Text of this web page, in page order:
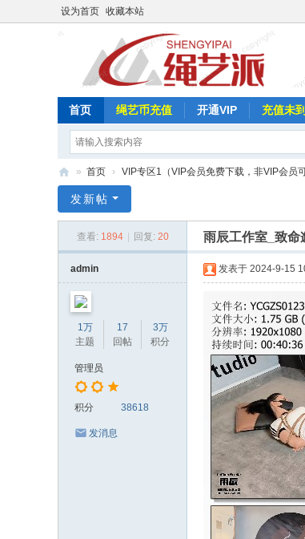
设为首页 收藏本站
首页 绳艺币充值 开通VIP 充值未
艺
» 首页 › VIP专区1（VIP会员免费下载，非VIP会员
发新帖
查看: 1894 回复: 20 雨辰工作室_致命
admin
1万
主题
17
回帖
3万
积分
管理员
积分 38618
发消息
发表于 2024-9-15